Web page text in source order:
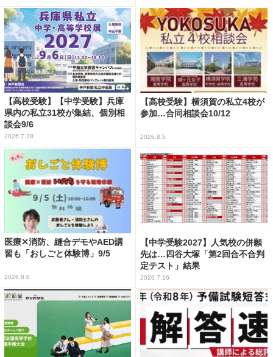
【高校受験】【中学受験】兵庫
県内の私立31校が集結、個別相
談会9/6
2026.7.28
【高校受験】横須賀の私立4校が
参加…合同相談会10/12
2026.8.5
医療✕消防、縫合デモやAED講
習も「おしごと体験博」9/5
2026.8.6
【中学受験2027】人気校の併願
先は…四谷大塚「第2回合不合判
定テスト」結果
2026.7.16